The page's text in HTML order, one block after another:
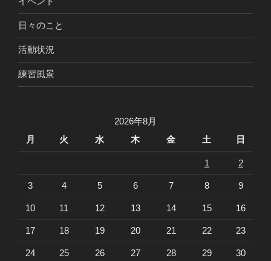
日々のこと
活動状況
練習風景
2026年8月
月
火 水 木 金 土 日
1 2
3 4 5 6 7 8 9
10 11 12 13 14 15 16
17 18 19 20 21 22 23
24 25 26 27 28 29 30